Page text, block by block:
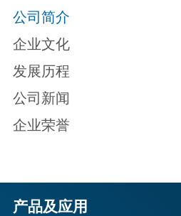
公司简介
企业文化
发展历程
公司新闻
企业荣誉
产品及应用